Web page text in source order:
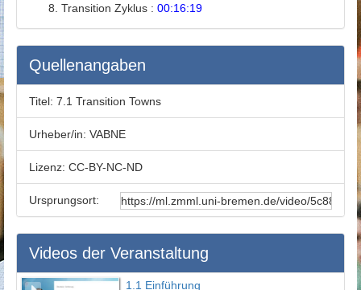
Transition Zyklus : 00:16:19
Quellenangaben
Titel: 7.1 Transition Towns
Urheber/in: VABNE
Lizenz: CC-BY-NC-ND
Ursprungsort:
Videos der Veranstaltung
1.1 Einführung